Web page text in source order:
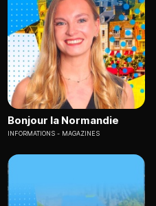
Bonjour la Normandie
INFORMATIONS MAGAZINES